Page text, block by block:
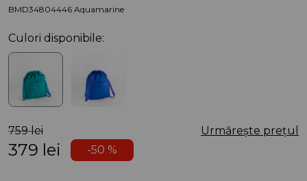
BMD34804446 Aquamarine
Culori disponibile:
759 lei Urmărește prețul
379 lei -50 %